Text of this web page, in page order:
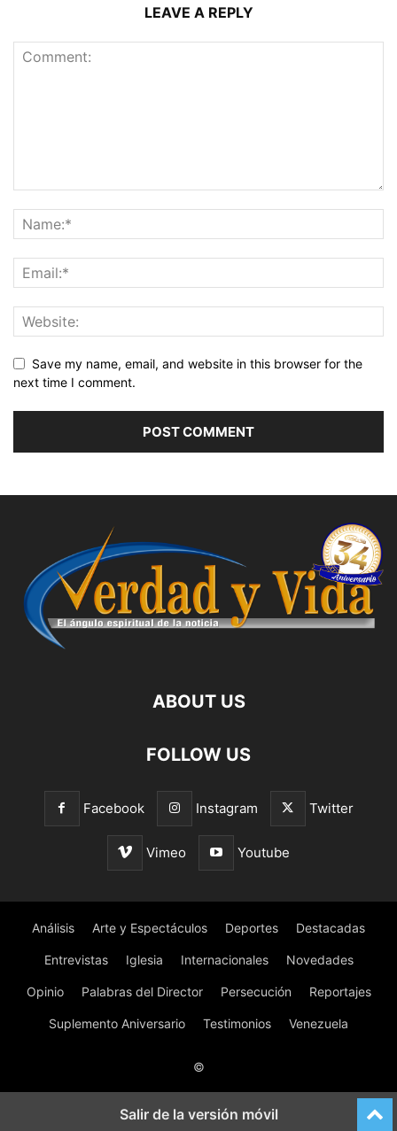
LEAVE A REPLY
Save my name, email, and website in this browser for the
next time I comment.
ABOUT US
FOLLOW US
Facebook Instagram Twitter
Vimeo Youtube
Análisis Arte y Espectáculos Deportes Destacadas
Entrevistas Iglesia Internacionales Novedades
Opinio Palabras del Director Persecución Reportajes
Suplemento Aniversario Testimonios Venezuela
©
Salir de la versión móvil